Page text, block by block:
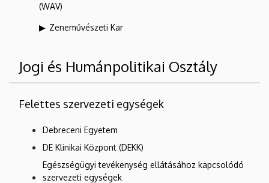
(WAV)
Zeneművészeti Kar
Jogi és Humánpolitikai Osztály
Felettes szervezeti egységek
Debreceni Egyetem
DE Klinikai Központ (DEKK)
Egészségügyi tevékenység ellátásához kapcsolódó
szervezeti egységek